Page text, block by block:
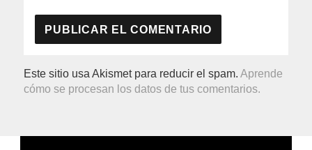
Este sitio usa Akismet para reducir el spam.Aprende
cómo se procesan los datos de tus comentarios.